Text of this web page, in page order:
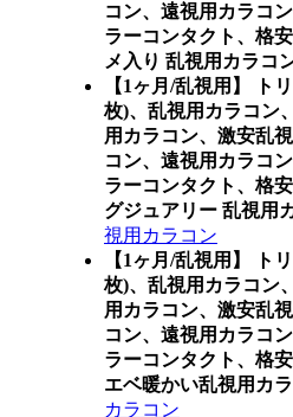
コン、遠視用カラコ
ラーコンタクト、格
メ入り 乱視用カラコ
【1ヶ月/乱視用】 ト
枚)、乱視用カラコン
用カラコン、激安乱
コン、遠視用カラコ
ラーコンタクト、格
グジュアリー 乱視用
視用カラコン
【1ヶ月/乱視用】 ト
枚)、乱視用カラコン
用カラコン、激安乱
コン、遠視用カラコ
ラーコンタクト、格
エベ暖かい乱視用カ
カラコン